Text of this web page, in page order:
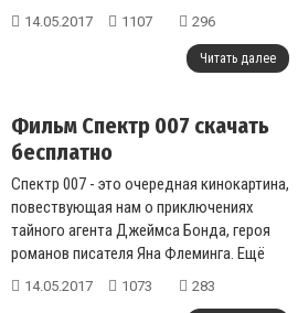
граждан. Отношения становятся для них
14.05.2017 1107 296
Читать далее
Фильм Спектр 007 скачать
бесплатно
Спектр 007 - это очередная кинокартина,
повествующая нам о приключениях
тайного агента Джеймса Бонда, героя
романов писателя Яна Флеминга. Ещё
один, уже двадцать четвертый фильм...
14.05.2017 1073 283